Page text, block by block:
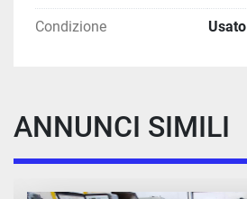
Condizione Usato
ANNUNCI SIMILI